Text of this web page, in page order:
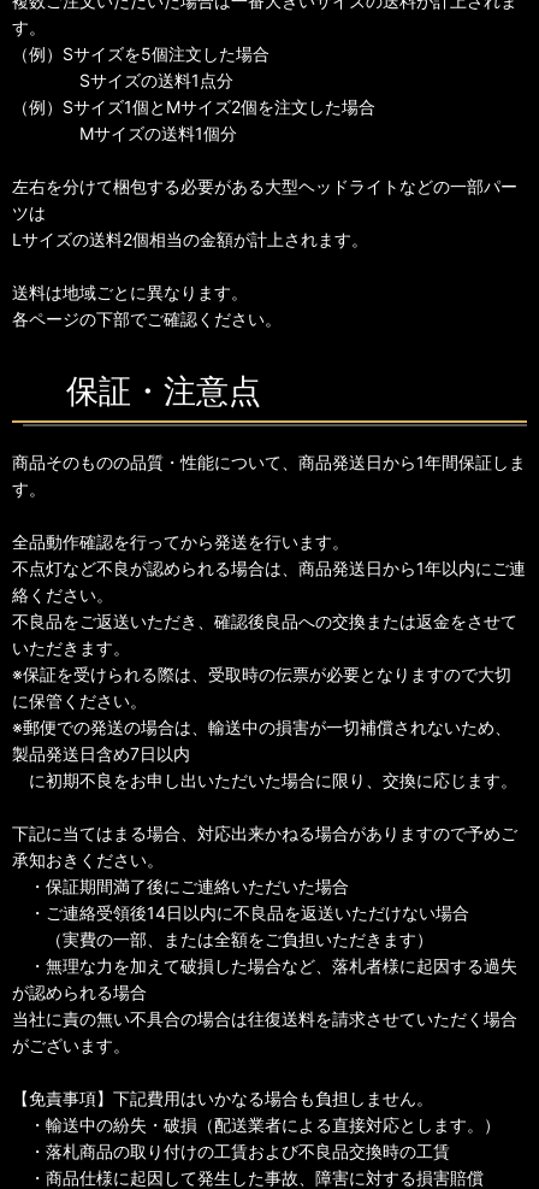
す。
（例）Sサイズを5個注文した場合
Sサイズの送料1点分
（例）Sサイズ1個とMサイズ2個を注文した場合
Mサイズの送料1個分
左右を分けて梱包する必要がある大型ヘッドライトなどの一部パー
ツは
Lサイズの送料2個相当の金額が計上されます。
送料は地域ごとに異なります。
各ページの下部でご確認ください。
保証・注意点
商品そのものの品質・性能について、商品発送日から1年間保証しま
す。
全品動作確認を行ってから発送を行います。
不点灯など不良が認められる場合は、商品発送日から1年以内にご連
絡ください。
不良品をご返送いただき、確認後良品への交換または返金をさせて
いただきます。
※保証を受けられる際は、受取時の伝票が必要となりますので大切
に保管ください。
※郵便での発送の場合は、輸送中の損害が一切補償されないため、
製品発送日含め7日以内
に初期不良をお申し出いただいた場合に限り、交換に応じます。
下記に当てはまる場合、対応出来かねる場合がありますので予めご
承知おきください。
・保証期間満了後にご連絡いただいた場合
・ご連絡受領後14日以内に不良品を返送いただけない場合
（実費の一部、または全額をご負担いただきます）
・無理な力を加えて破損した場合など、落札者様に起因する過失
が認められる場合
当社に責の無い不具合の場合は往復送料を請求させていただく場合
がございます。
【免責事項】下記費用はいかなる場合も負担しません。
・輸送中の紛失・破損（配送業者による直接対応とします。）
・落札商品の取り付けの工賃および不良品交換時の工賃
・商品仕様に起因して発生した事故、障害に対する損害賠償